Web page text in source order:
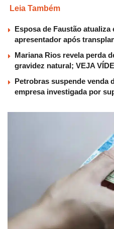
Leia Também
Esposa de Faustão atualiza
apresentador após
Mariana Rios revela perda
gravidez natural; VEJA
Petrobras suspende venda
empresa investigada por